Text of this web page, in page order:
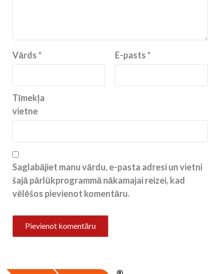
Vārds* E-pasts*
Tīmekļa
vietne
Saglabājiet manu vārdu, e-pasta adresi un vietni
šajā pārlūkprogrammā nākamajai reizei, kad
vēlēšos pievienot komentāru.